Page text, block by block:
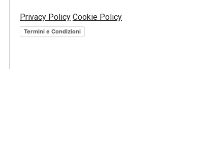
Che cosa sono i bitcoin? |
DaDaMoney
Privacy Policy Cookie Policy
Termini e Condizioni